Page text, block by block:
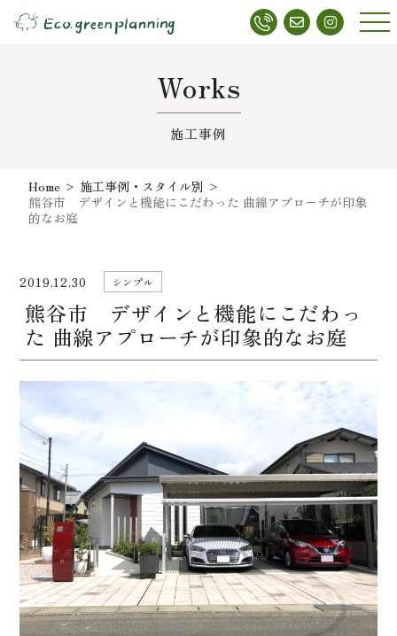
メニ
Works
施工事例
Home > 施工事例・スタイル別 >
熊谷市 デザインと機能にこだわった 曲線アプローチが印象
的なお庭
2019.12.30 シンプル
熊谷市 デザインと機能にこだわっ
た 曲線アプローチが印象的なお庭